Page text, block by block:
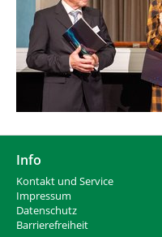
Info
Kontakt und Service
Impressum
Datenschutz
Barrierefreiheit